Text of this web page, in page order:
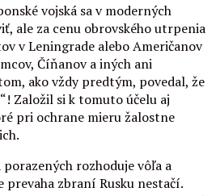
vojská sa v moderných
ale za cenu obrovského utrpenia
v Leningrade alebo Američanov
Číňanov a iných ani
ako vždy predtým, povedal, že
Založil si k tomuto účelu aj
pri ochrane mieru žalostne
rozhoduje vôľa a
prevaha zbraní Rusku nestačí.